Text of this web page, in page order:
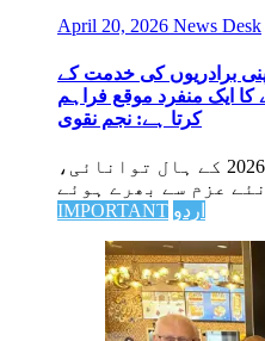
April 20, 2026 News Desk
افراد کو اپنی برادریوں کی خدمت کے
ایک منفرد موقع فراہم
کرتا ہے: نجم نقوی
مونٹریال میں لبرل پارٹی کنونشن 2026 کے ہال توانائی،
IMPORTANT اردو